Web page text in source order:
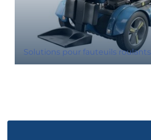
Solutions pour fauteuils roulants